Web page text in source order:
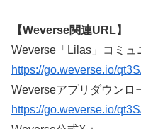
【Weverse関連URL】
Weverse「Lilas」コミュ
https://go.weverse.io/
Weverseアプリダウンロ
https://go.weverse.io/